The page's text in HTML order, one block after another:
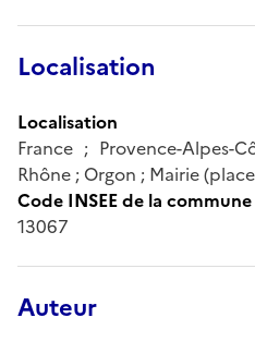
Localisation
Localisation
France ; Provence-Alpes-
Rhône ; Orgon ; Mairie
Code INSEE de la commune
13067
Auteur